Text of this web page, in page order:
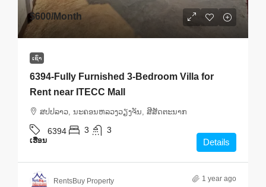
$600/Month
ເຊົ່າ
6394-Fully Furnished 3-Bedroom Villa for
Rent near ITECC Mall
ສ​ປ​ປ​ລາວ, ນະຄອນຫລວງວຽງຈັນ, ສີສັດຕະນາກ
6394 3 3
ເຮືອນ Details
RentsBuy Property 1 year ago